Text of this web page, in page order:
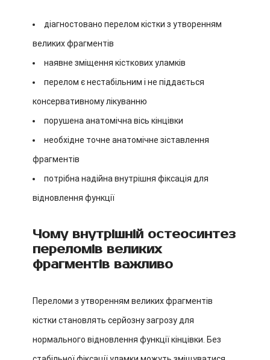
діагностовано перелом кістки з утворенням
великих фрагментів
наявне зміщення кісткових уламків
перелом є нестабільним і не піддається
консервативному лікуванню
порушена анатомічна вісь кінцівки
необхідне точне анатомічне зіставлення
фрагментів
потрібна надійна внутрішня фіксація для
відновлення функції
Чому внутрішній остеосинтез
переломів великих
фрагментів важливо
Переломи з утворенням великих фрагментів
кістки становлять серйозну загрозу для
нормального відновлення функції кінцівки. Без